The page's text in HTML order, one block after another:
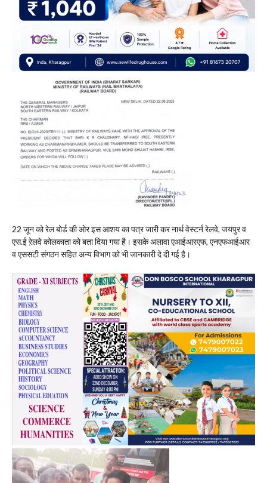
22 जून को रेल बोर्ड की ओर इस आशय का पत्र जारी कर नार्थ वेस्टर्न रेलवे, जयपुर व
एस.ई ऱेलवे कोलकाता को बता दिया गया है। इसके अलावा एआईआऱएफ, एनएफआईआर
व एससटी संगठन सहित अन्य विभाग को भी जानकारी दे दी गई है।